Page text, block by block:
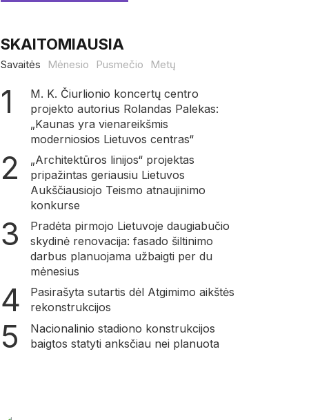
SKAITOMIAUSIA
Savaitės Mėnesio Pusmečio Metų
M. K. Čiurlionio koncertų centro
projekto autorius Rolandas Palekas:
„Kaunas yra vienareikšmis
moderniosios Lietuvos centras“
„Architektūros linijos“ projektas
pripažintas geriausiu Lietuvos
Aukščiausiojo Teismo atnaujinimo
konkurse
Pradėta pirmojo Lietuvoje daugiabučio
skydinė renovacija: fasado šiltinimo
darbus planuojama užbaigti per du
mėnesius
Pasirašyta sutartis dėl Atgimimo aikštės
rekonstrukcijos
Nacionalinio stadiono konstrukcijos
baigtos statyti anksčiau nei planuota